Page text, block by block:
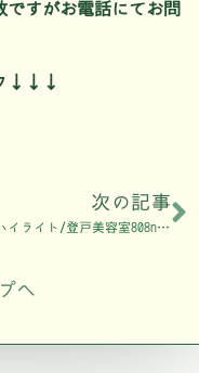
すがお電話にてお問
ク↓↓↓
次の記事
大人ハイライト/登戸美容室808nalu
へ